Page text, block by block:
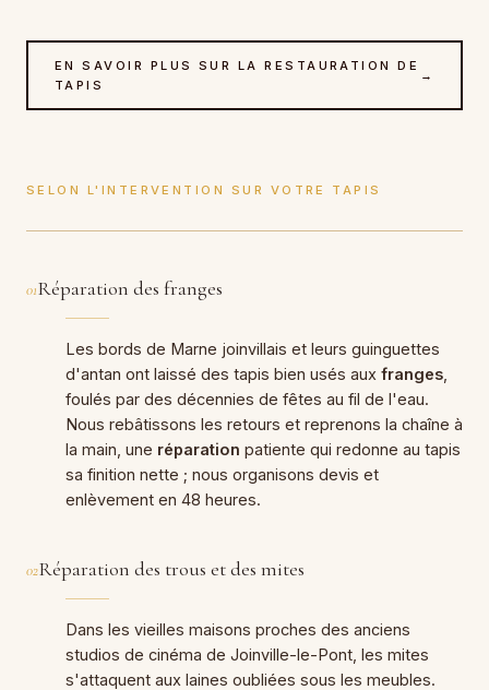
EN SAVOIR PLUS SUR LA RESTAURATION DE
TAPIS
→
SELON L'INTERVENTION SUR VOTRE TAPIS
01Réparation des franges
Les bords de Marne joinvillais et leurs guinguettes
d'antan ont laissé des tapis bien usés aux franges
foulés par des décennies de fêtes au fil de l'eau.
Nous rebâtissons les retours et reprenons la chaîne à
la main, une réparation patiente qui redonne au tapis
sa finition nette ; nous organisons devis et
enlèvement en 48 heures.
02Réparation des trous et des mites
Dans les vieilles maisons proches des anciens
studios de cinéma de Joinville-le-Pont, les mites
s'attaquent aux laines oubliées sous les meubles.